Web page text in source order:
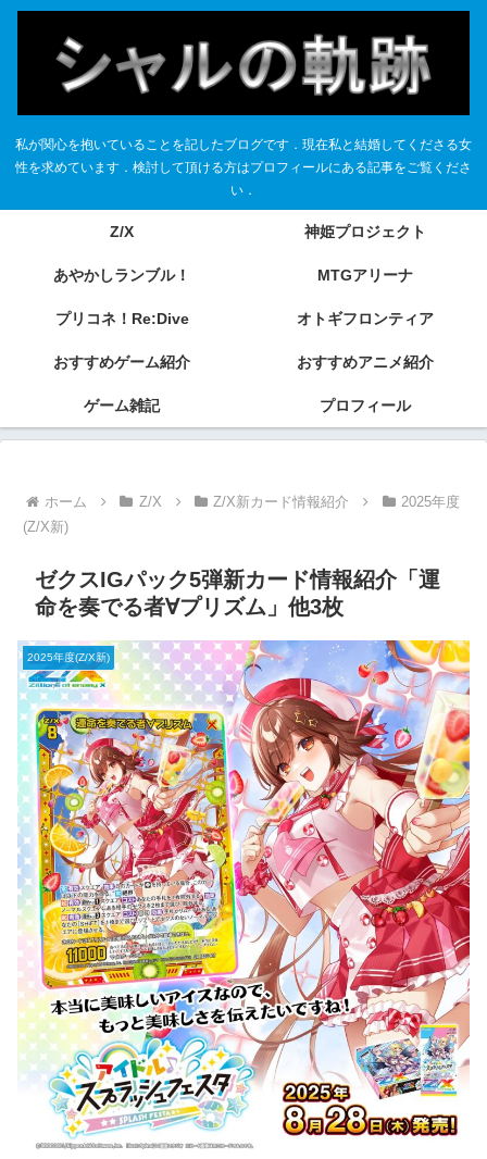
私が関心を抱いていることを記したブログです．現在私と結婚してくださる女
性を求めています．検討して頂ける方はプロフィールにある記事をご覧くださ
い．
Z/X 神姫プロジェクト
あやかしランブル！ MTGアリーナ
プリコネ！Re:Dive オトギフロンティア
おすすめゲーム紹介 おすすめアニメ紹介
ゲーム雑記 プロフィール
ホーム Z/X Z/X新カード情報紹介
2025年度
(Z/X新)
ゼクスIGパック5弾新カード情報紹介「運
命を奏でる者∀プリズム」他3枚
2025年度(Z/X新)